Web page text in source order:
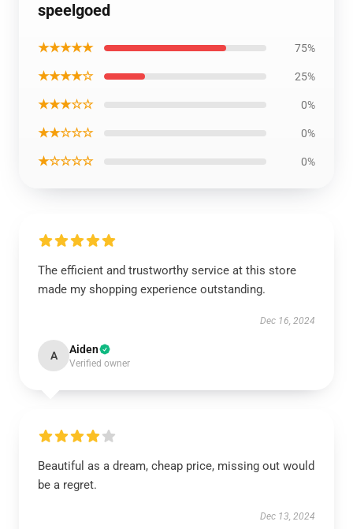
speelgoed
★★★★★ 75%
★★★★☆ 25%
★★★☆☆ 0%
★★☆☆☆ 0%
★☆☆☆☆ 0%
The efficient and trustworthy service at this store
made my shopping experience outstanding.
Dec 16, 2024
A Aiden
Verified owner
Beautiful as a dream, cheap price, missing out would
be a regret.
Dec 13, 2024